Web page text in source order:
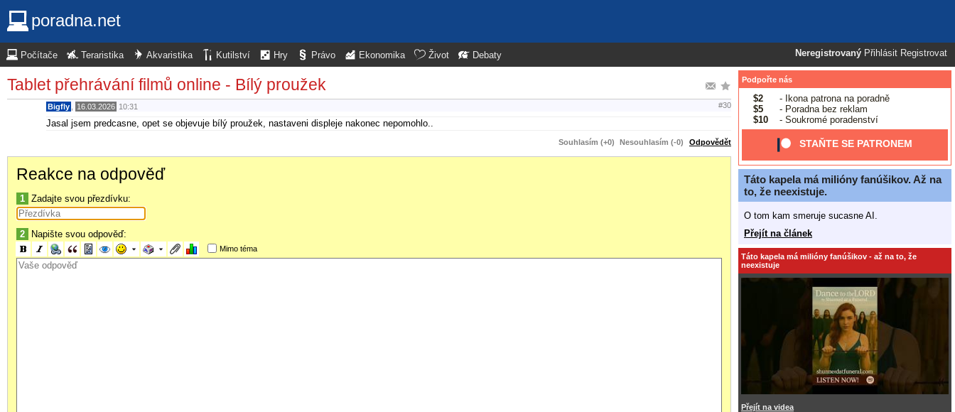
poradna.net
Neregistrovaný Přihlásit Registrovat
Počítače Teraristika Akvaristika Kutilství Hry Právo Ekonomika Život Debaty
Tablet přehrávání filmů online - Bílý proužek
Bigfly 16.03.2026 10:31 #30
Jasal jsem predcasne, opet se objevuje bílý proužek, nastaveni displeje nakonec nepomohlo..
Souhlasím (+0) Nesouhlasím (-0) Odpovědět
Reakce na odpověď
1 Zadajte svou přezdívku:
2 Napište svou odpověď:
Mimo téma
Podpořte nás
$2
- Ikona patrona na poradně
$5
- Poradna bez reklam
$10
- Soukromé poradenství
STAŇTE SE PATRONEM
Táto kapela má milióny fanúšikov. Až na
to, že neexistuje.
O tom kam smeruje sucasne AI.
Přejít na článek
Táto kapela má milióny fanúšikov - až na to, že
neexistuje
Přejít na videa